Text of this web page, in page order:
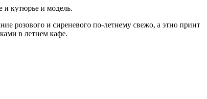
и кутюрье и модель.
розового и сиреневого по-летнему свежо, а этно принт
в летнем кафе.